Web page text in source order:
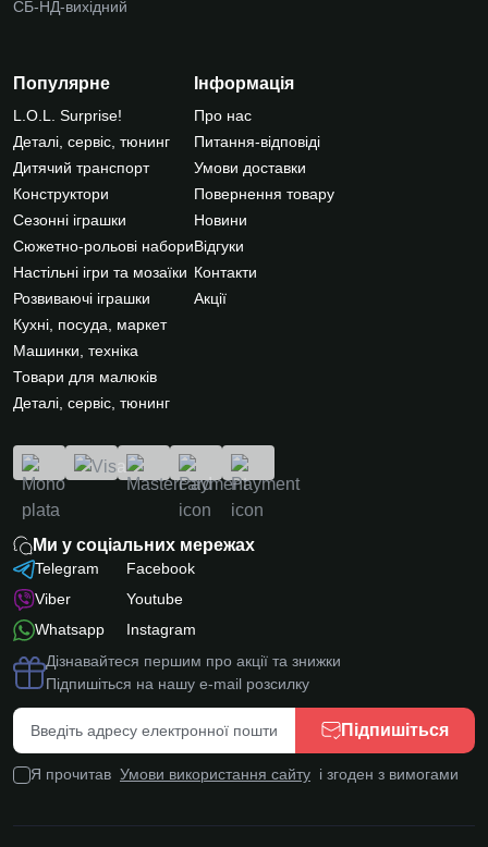
СБ-НД-вихідний
Популярне
L.O.L. Surprise!
Деталі, сервіс, тюнинг
Дитячий транспорт
Конструктори
Сезонні іграшки
Сюжетно-рольові набори
Настільні ігри та мозаїки
Розвиваючі іграшки
Кухні, посуда, маркет
Машинки, техніка
Товари для малюків
Деталі, сервіс, тюнинг
Інформація
Про нас
Питання-відповіді
Умови доставки
Повернення товару
Новини
Відгуки
Контакти
Акції
Ми у соціальних мережах
Telegram
Viber
Whatsapp
Facebook
Youtube
Instagram
Дізнавайтеся першим про акції та знижки
Підпишіться на нашу e-mail розсилку
Підпишіться
Я прочитав Умови використання сайту і згоден з вимогами